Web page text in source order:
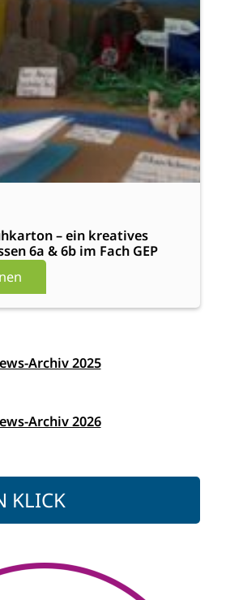
– ein kreatives
6a & 6b im Fach GEP
Archiv 2025
Archiv 2026
KLICK